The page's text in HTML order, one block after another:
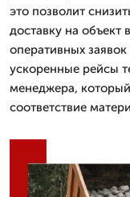
это позволит
доставку на
оперативных
ускоренные рейсы
менеджера,
соответствие